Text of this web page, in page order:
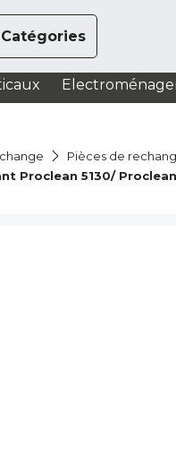
Catégories
Pièces de
Proclean 5130/